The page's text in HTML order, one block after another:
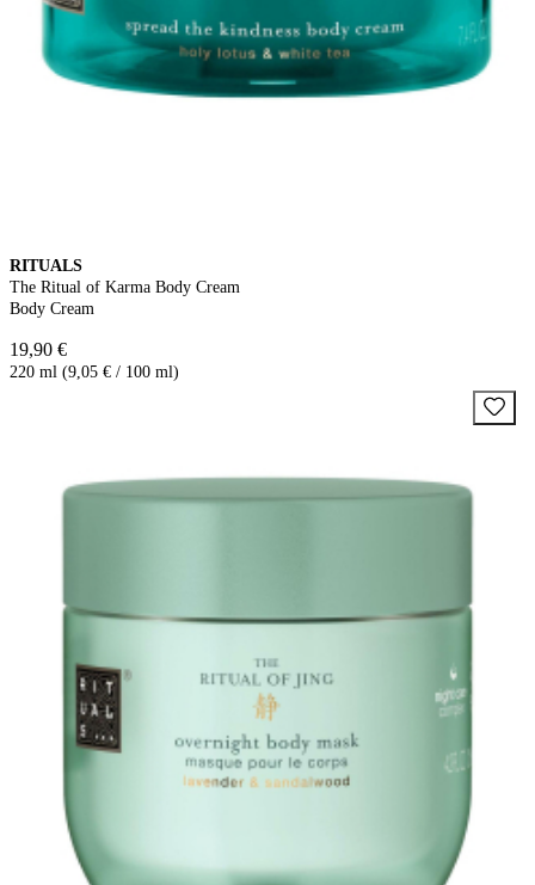
RITUALS
The Ritual of Karma Body Cream
Body Cream
19,90 €
220 ml (9,05 € / 100 ml)